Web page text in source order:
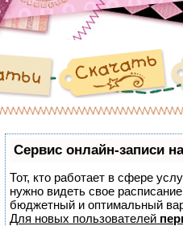
Сервис онлайн-записи
Тот, кто работает в сфере
нужно видеть свое
бюджетный и оптимальный
Для новых пользователей